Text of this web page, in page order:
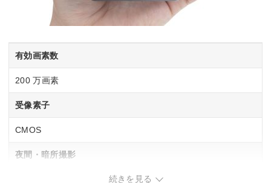
有効画素数
200 万画素
受像素子
CMOS
夜間・暗所撮影
続きを見る